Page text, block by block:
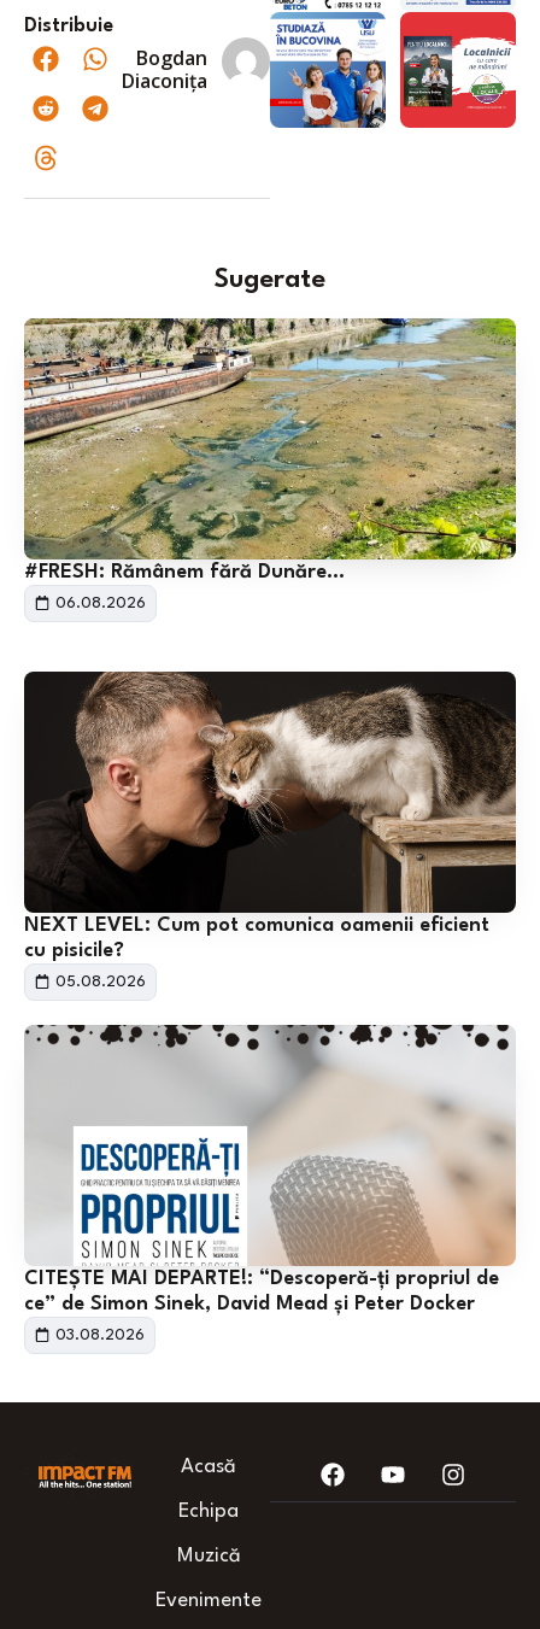
Distribuie
Bogdan
Diaconița
Sugerate
#FRESH: Rămânem fără Dunăre…
06.08.2026
NEXT LEVEL: Cum pot comunica oamenii eficient
cu pisicile?
05.08.2026
CITEȘTE MAI DEPARTE!: “Descoperă-ți propriul de
ce” de Simon Sinek, David Mead și Peter Docker
03.08.2026
Acasă
Echipa
Muzică
Evenimente